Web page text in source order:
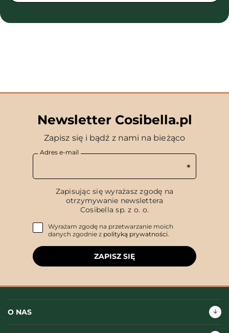
Newsletter Cosibella.pl
Zapisz się i bądź z nami na bieżąco
Adres e-mail
Zapisując się wyrażasz zgodę na
otrzymywanie newslettera
Cosibella sp. z o. o.
Wyrażam zgodę na przetwarzanie moich
danych zgodnie z polityką prywatności.
ZAPISZ SIĘ
O NAS